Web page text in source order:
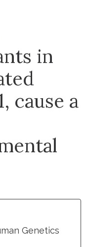
in
cause a
Genetics